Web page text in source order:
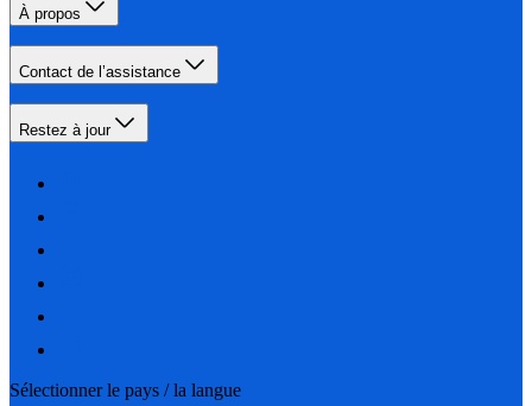
À propos
Contact de l’assistance
Restez à jour
Sélectionner le pays / la langue